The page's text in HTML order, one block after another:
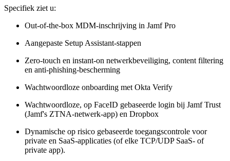
Specifiek ziet u:
Out-of-the-box MDM-inschrijving in Jamf Pro
Aangepaste Setup Assistant-stappen
Zero-touch en instant-on netwerkbeveiliging, content filtering
en anti-phishing-bescherming
Wachtwoordloze onboarding met Okta Verify
Wachtwoordloze, op FaceID gebaseerde login bij Jamf Trust
(Jamf's ZTNA-netwerk-app) en Dropbox
Dynamische op risico gebaseerde toegangscontrole voor
private en SaaS-applicaties (of elke TCP/UDP SaaS- of
private app).